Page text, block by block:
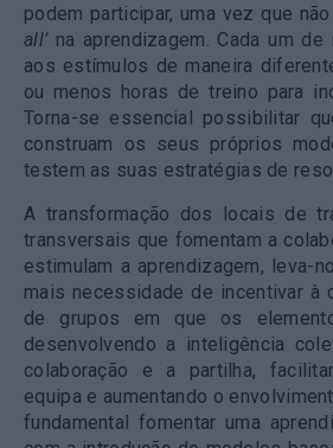
podem participar, uma vez que não
all’na aprendizagem. Cada um
aos estímulos de maneira
ou menos horas de treino para
Torna-se essencial possibilitar
construam os seus próprios
testem as suas estratégias de
A transformação dos locais de
transversais que fomentam a
estimulam a aprendizagem, leva-
mais necessidade de incentivar à
de grupos em que os
desenvolvendo a inteligência
colaboração e a partilha,
equipa e aumentando o
fundamental fomentar uma